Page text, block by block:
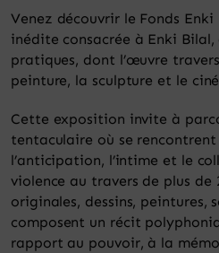
Venez découvrir le Fonds
inédite consacrée à Enki
pratiques, dont l’œuvre
peinture, la sculpture et le
Cette exposition invite à
tentaculaire où se rencontrent
l’anticipation, l’intime et le
violence au travers de plus de
originales, dessins, peintures,
composent un récit
rapport au pouvoir, à la